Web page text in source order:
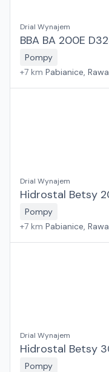
Drial Wynajem
BBA BA 200E
Pompy
+7 km Pabianice,
Drial Wynajem
Hidrostal Betsy
Pompy
+7 km Pabianice,
Drial Wynajem
Hidrostal Betsy
Pompy